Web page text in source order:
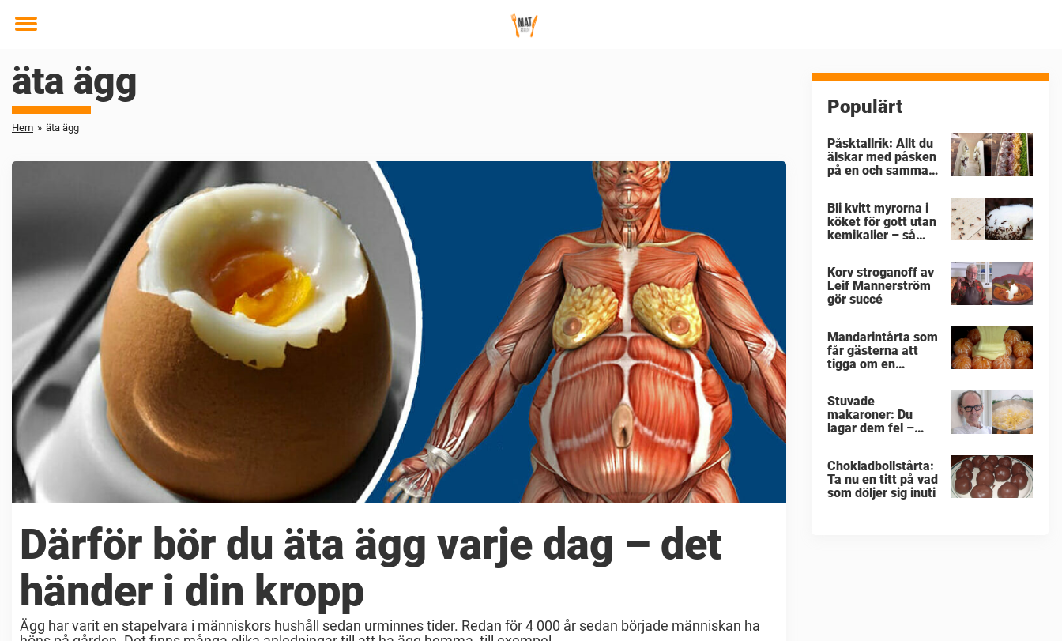
Toggle
äta ägg
Hem » äta ägg
Därför bör du äta ägg varje dag – det
händer i din kropp
Ägg har varit en stapelvara i människors hushåll sedan urminnes tider. Redan för 4 000 år sedan började människan ha
Populärt
Påsktallrik: Allt du
älskar med påsken
på en och samma
Bli kvitt myrorna i
köket för gott utan
kemikalier – så
Korv stroganoff av
Leif Mannerström
gör succé
Mandarintårta som
får gästerna att
tigga om en
Stuvade
makaroner: Du
lagar dem fel –
Chokladbollstårta:
Ta nu en titt på vad
som döljer sig inuti